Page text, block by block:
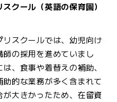
クール（英語の保育園）
スクールでは、幼児向け
の採用を進めていまし
、食事や着替えの補助、
的な業務が多く含まれて
大きかったため、在留資